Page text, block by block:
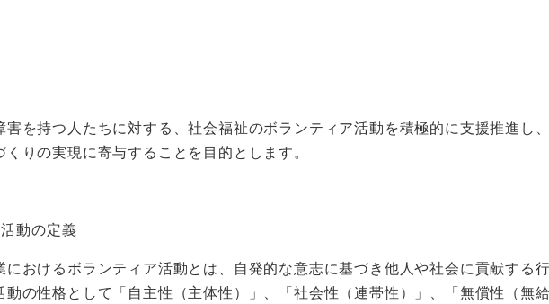
を持つ人たちに対する、社会福祉のボランティア活動を積極的に支援推進し
りの実現に寄与することを目的とします。
動の定義
おけるボランティア活動とは、自発的な意志に基づき他人や社会に貢献する
動の性格として「自主性（主体性）」、「社会性（連帯性）」、「無償性（無